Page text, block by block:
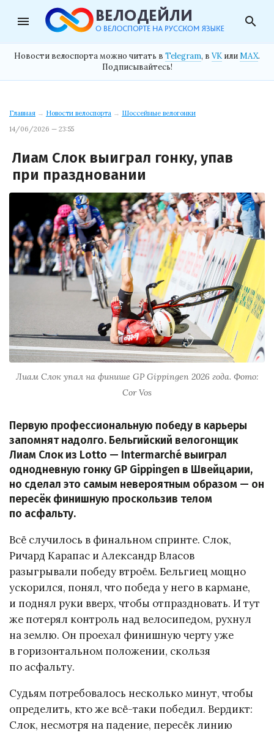
menu search
Новости велоспорта можно читать в Telegram, в VK илиMAX.
Подписывайтесь!
Главная → Новости велоспорта → Шоссейные велогонки
14/06/2026 — 23:55
Лиам Слок выиграл гонку, упав
при праздновании
Лиам Слок упал на финише GP Gippingen 2026 года. Фото:
Cor Vos
Первую профессиональную победу в карьеры
запомнят надолго. Бельгийский велогонщик
Лиам Слок из Lotto — Intermarché выиграл
однодневную гонку GP Gippingen в Швейцарии,
но сделал это самым невероятным образом — он
пересёк финишную проскользив телом
по асфальту.
Всё случилось в финальном спринте. Слок,
Ричард Карапас и Александр Власов
разыгрывали победу втроём. Бельгиец мощно
ускорился, понял, что победа у него в кармане,
и поднял руки вверх, чтобы отпраздновать. И тут
же потерял контроль над велосипедом, рухнул
на землю. Он проехал финишную черту уже
в горизонтальном положении, скользя
по асфальту.
Судьям потребовалось несколько минут, чтобы
определить, кто же всё-таки победил. Вердикт:
Слок, несмотря на падение, пересёк линию